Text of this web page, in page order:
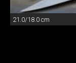
21.0/18.0 cm